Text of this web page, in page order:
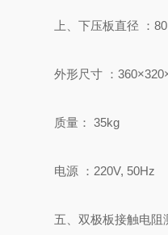
上、下压板直径 ：
外形尺寸 ：
质量： 35kg
电源 ： 220V, 50Hz
五、双极板接触电阻